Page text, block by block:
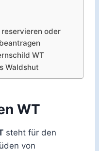
oder
WT
Waldshut
WT
steht für den
von